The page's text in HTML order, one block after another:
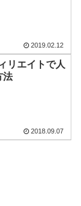
2019.02.12
リエイトで人
法
2018.09.07